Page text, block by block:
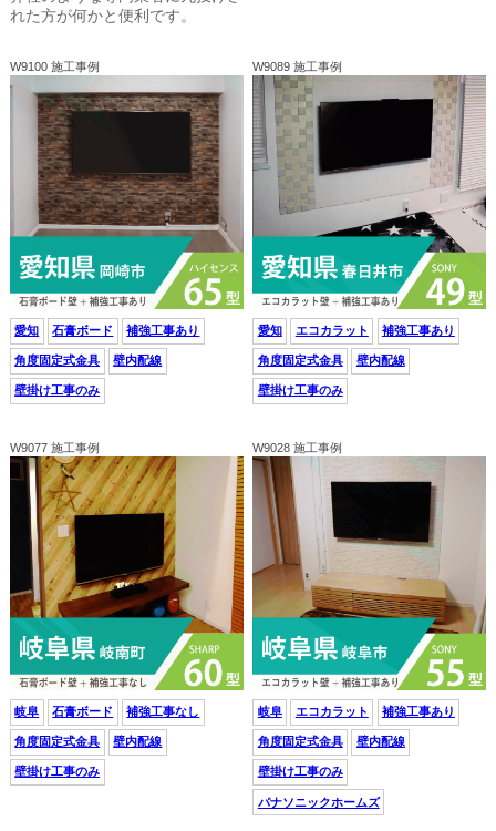
れた方が何かと便利です。
W9100 施工事例
愛知 石膏ボード 補強工事あり
角度固定式金具 壁内配線
壁掛け工事のみ
W9089 施工事例
愛知 エコカラット 補強工事あり
角度固定式金具 壁内配線
壁掛け工事のみ
W9077 施工事例
岐阜 石膏ボード 補強工事なし
角度固定式金具 壁内配線
壁掛け工事のみ
W9028 施工事例
岐阜 エコカラット 補強工事あり
角度固定式金具 壁内配線
壁掛け工事のみ
パナソニックホームズ